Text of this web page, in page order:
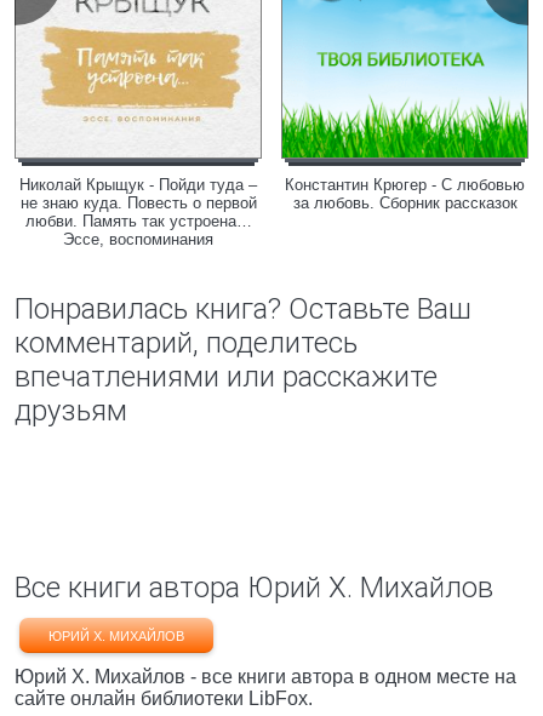
Николай Крыщук - Пойди туда –
не знаю куда. Повесть о первой
любви. Память так устроена…
Эссе, воспоминания
Константин Крюгер - С любовью
за любовь. Сборник рассказок
Понравилась книга? Оставьте Ваш
комментарий, поделитесь
впечатлениями или расскажите
друзьям
Все книги автора Юрий Х. Михайлов
ЮРИЙ Х. МИХАЙЛОВ
Юрий Х. Михайлов - все книги автора в одном месте на
сайте онлайн библиотеки LibFox.